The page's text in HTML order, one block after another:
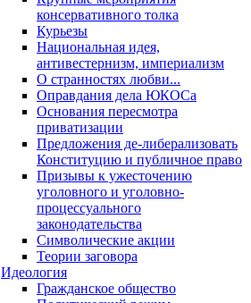
консервативного толка
Курьезы
Национальная идея,
антивестернизм, империализм
О странностях любви...
Оправдания дела ЮКОСа
Основания пересмотра
приватизации
Предложения де-либерализовать
Конституцию и публичное право
Призывы к ужесточению
уголовного и уголовно-
процессуального
законодательства
Символические акции
Теории заговора
Идеология
Гражданское общество